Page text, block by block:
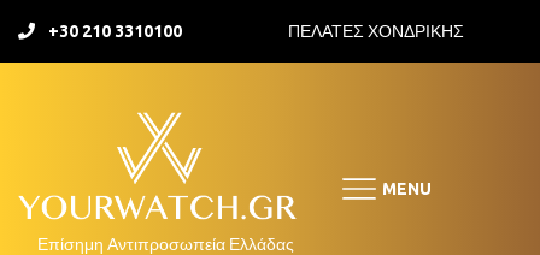
+30 210 3310100 ΠΕΛΑΤΕΣ ΧΟΝΔΡΙΚΗΣ
MENU